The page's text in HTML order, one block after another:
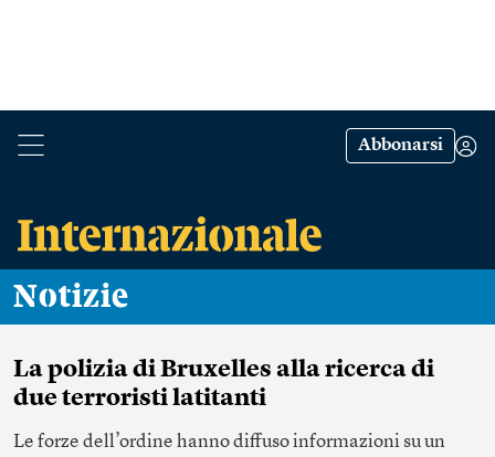
Abbonarsi
Notizie
La polizia di Bruxelles alla ricerca di
due terroristi latitanti
Le forze dell’ordine hanno diffuso informazioni su un